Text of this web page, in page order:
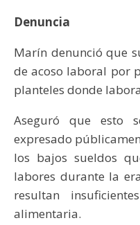
Denuncia
Marín denunció que
de acoso laboral por
planteles donde
Aseguró que esto
expresado
los bajos sueldos
labores durante la
resultan
alimentaria.